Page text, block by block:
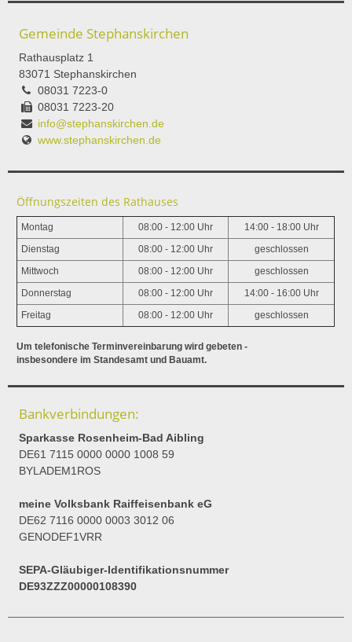
Gemeinde Stephanskirchen
Rathausplatz 1
83071 Stephanskirchen
08031 7223-0
08031 7223-20
info@stephanskirchen.de
www.stephanskirchen.de
Öffnungszeiten des Rathauses
Montag 08:00 - 12:00 Uhr 14:00 - 18:00 Uhr
Dienstag 08:00 - 12:00 Uhr geschlossen
Mittwoch 08:00 - 12:00 Uhr geschlossen
Donnerstag 08:00 - 12:00 Uhr 14:00 - 16:00 Uhr
Freitag 08:00 - 12:00 Uhr geschlossen
Um telefonische Terminvereinbarung wird gebeten -
insbesondere im Standesamt und Bauamt.
Bankverbindungen:
Sparkasse Rosenheim-Bad Aibling
DE61 7115 0000 0000 1008 59
BYLADEM1ROS
meine Volksbank Raiffeisenbank eG
DE62 7116 0000 0003 3012 06
GENODEF1VRR
SEPA-Gläubiger-Identifikationsnummer
DE93ZZZ00000108390